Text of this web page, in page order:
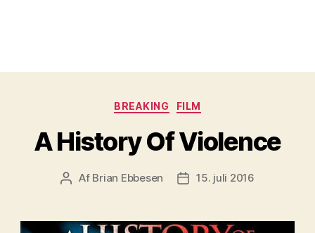
Kategorier
BREAKING FILM
A History Of Violence
Indlægsforfatter
Af Brian Ebbesen Indlægsdato
15. juli 2016